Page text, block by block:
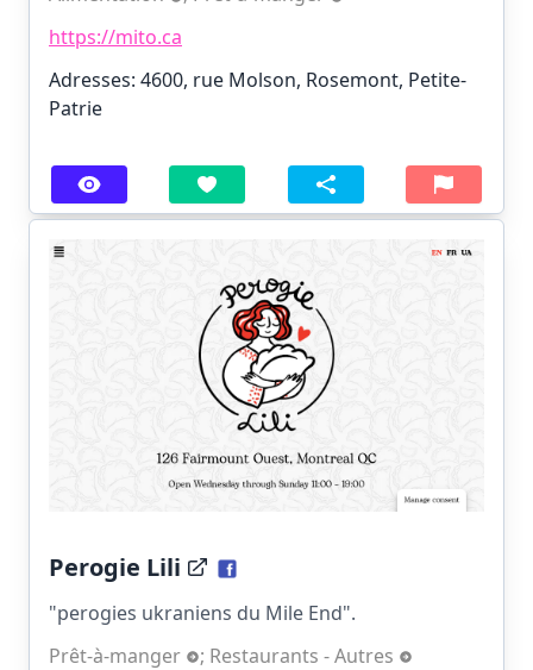
https://mito.ca
Adresses: 4600, rue Molson, Rosemont, Petite-
Patrie
Perogie Lili
"perogies ukraniens du Mile End".
Prêt-à-manger
; Restaurants - Autres